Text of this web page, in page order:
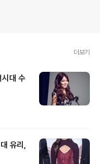
더보기
대 수
유리,